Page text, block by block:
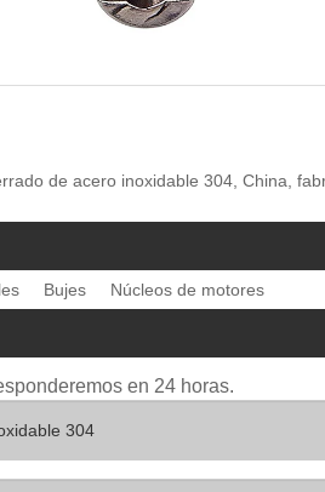
de acero inoxidable 304, China,
Bujes Núcleos de motores
en 24 horas.